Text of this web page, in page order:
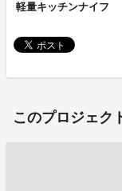
軽量キッチンナイフ
このプロジェク